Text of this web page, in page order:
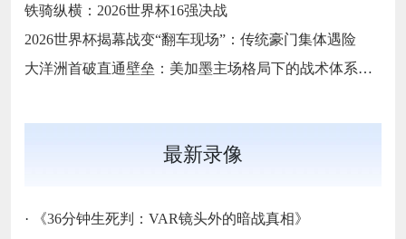
铁骑纵横：2026世界杯16强决战
2026世界杯揭幕战变“翻车现场”：传统豪门集体遇险
大洋洲首破直通壁垒：美加墨主场格局下的战术体系重构
最新录像
·
《36分钟生死判：VAR镜头外的暗战真相》